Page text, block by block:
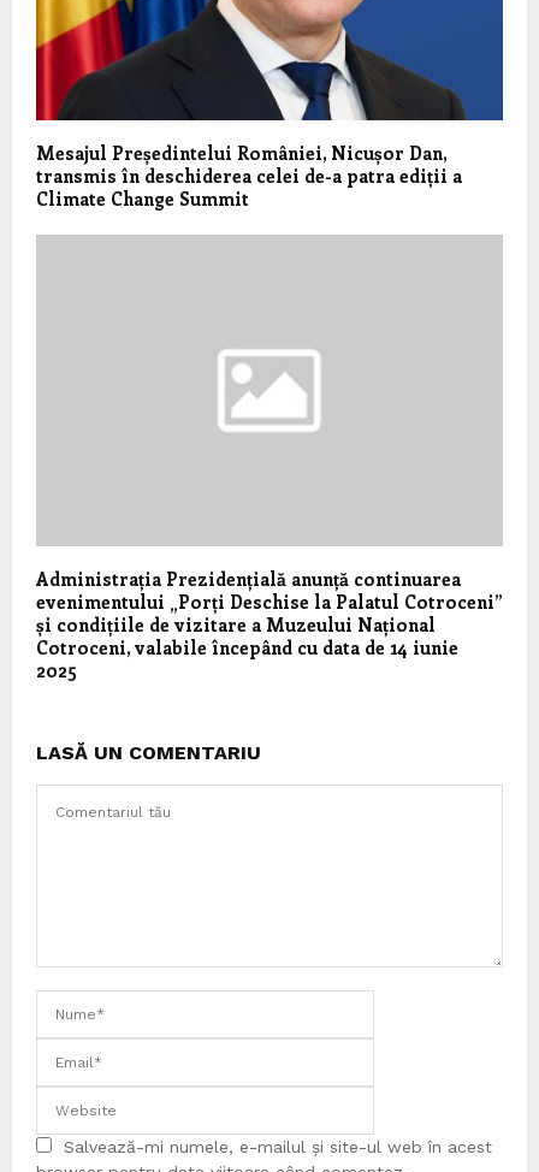
Mesajul Președintelui României, Nicușor Dan,
transmis în deschiderea celei de-a patra ediții a
Climate Change Summit
Administrația Prezidențială anunță continuarea
evenimentului „Porți Deschise la Palatul Cotroceni”
și condițiile de vizitare a Muzeului Național
Cotroceni, valabile începând cu data de 14 iunie
2025
LASĂ UN COMENTARIU
Salvează-mi numele, e-mailul și site-ul web în acest